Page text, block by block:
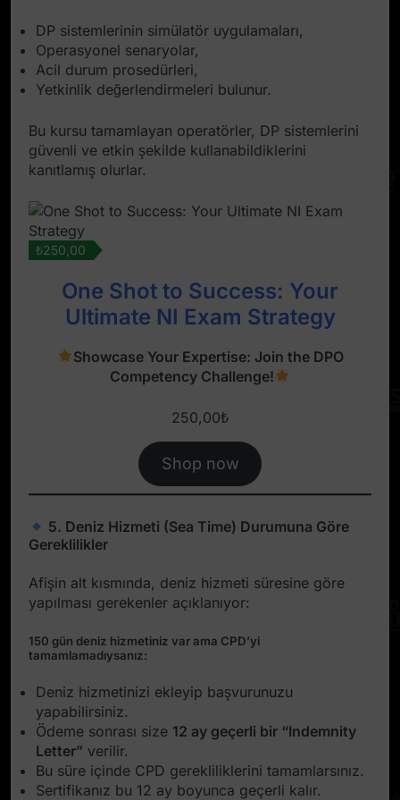
DP sistemlerinin simülatör uygulamaları,
Operasyonel senaryolar,
Acil durum prosedürleri,
Yetkinlik değerlendirmeleri bulunur.
Bu kursu tamamlayan operatörler, DP sistemlerini
güvenli ve etkin şekilde kullanabildiklerini
kanıtlamış olurlar.
₺250,00
One Shot to Success: Your
Ultimate NI Exam Strategy
Showcase Your Expertise: Join the DPO
Competency Challenge!
250,00₺
Shop now
5. Deniz Hizmeti (Sea Time) Durumuna Göre
Gereklilikler
Afişin alt kısmında, deniz hizmeti süresine göre
yapılması gerekenler açıklanıyor:
150 gün deniz hizmetiniz var ama CPD’yi
tamamlamadıysanız:
Deniz hizmetinizi ekleyip başvurunuzu
yapabilirsiniz.
Ödeme sonrası size 12 ay geçerli bir “Indemnity
Letter” verilir.
Bu süre içinde CPD gerekliliklerini tamamlarsınız.
Sertifikanız bu 12 ay boyunca geçerli kalır.